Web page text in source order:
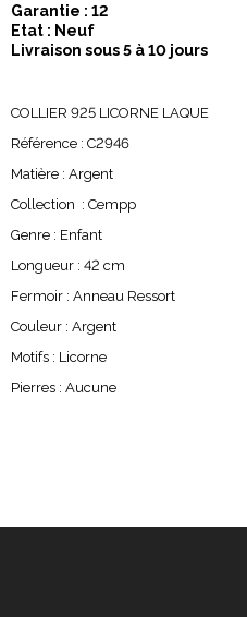
Garantie : 12
Etat : Neuf
Livraison sous 5 à 10 jours
COLLIER 925 LICORNE LAQUE
Référence : C2946
Matière : Argent
Collection : Cempp
Genre : Enfant
Longueur : 42 cm
Fermoir : Anneau Ressort
Couleur : Argent
Motifs : Licorne
Pierres : Aucune